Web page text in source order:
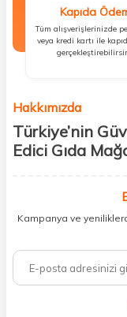
Kapıda
Tüm alışverişlerinizde
veya kredi kartı ile
Hakkımızda
Türkiye’nin
Edici Gıda
kişisel bakım hem de
buluşturuyoruz. Artık
ihtiyacınız olan her
%100 orijinal kozmetik
vücudunuzu
minerallere kadar
Kampanya ve